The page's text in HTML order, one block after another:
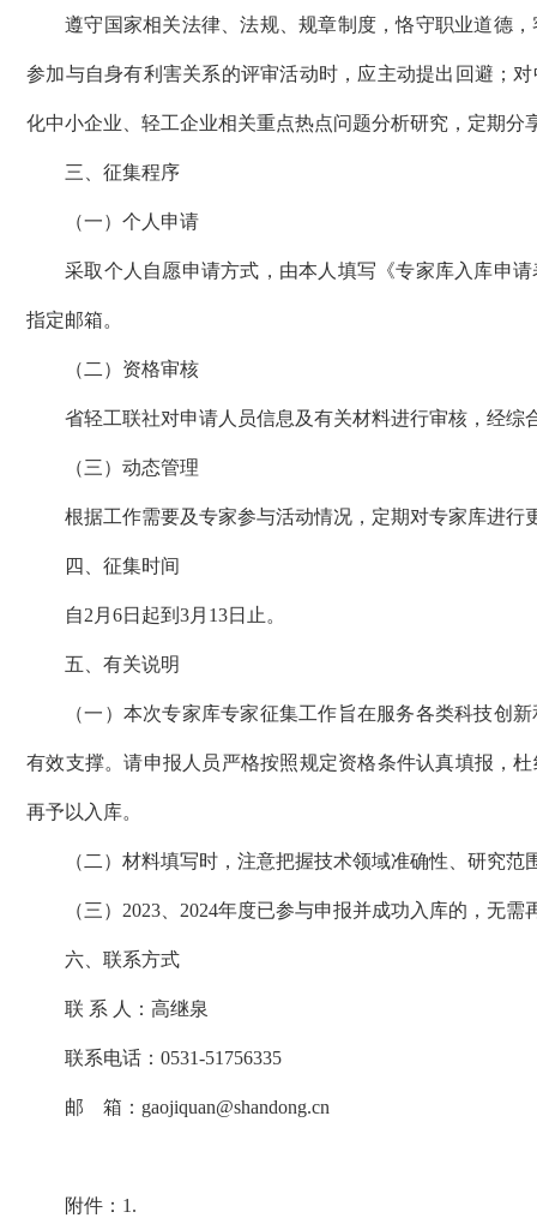
遵守国家相关法律、法规、规章制度，恪守职业道德
参加与自身有利害关系的评审活动时，应主动提出回避；
化中小企业、轻工企业相关重点热点问题分析研究，定期
三、征集程序
（一）个人申请
采取个人自愿申请方式，由本人填写《专家库入库申
指定邮箱。
（二）资格审核
省轻工联社对申请人员信息及有关材料进行审核，经综
（三）动态管理
根据工作需要及专家参与活动情况，定期对专家库进行
四、征集时间
自2月6日起到3月13日止。
五、有关说明
（一）本次专家库专家征集工作旨在服务各类科技创
有效支撑。请申报人员严格按照规定资格条件认真填报，
再予以入库。
（二）材料填写时，注意把握技术领域准确性、研究
（三）2023、2024年度已参与申报并成功入库的，无需
六、联系方式
联 系 人：高继泉
联系电话：0531-51756335
邮 箱：gaojiquan@shandong.cn
附件：1.